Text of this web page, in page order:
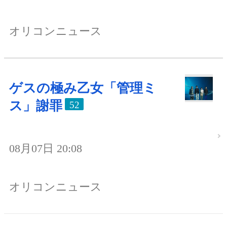
オリコンニュース
ゲスの極み乙女「管理ミ
ス」謝罪
52
08月07日 20:08
オリコンニュース